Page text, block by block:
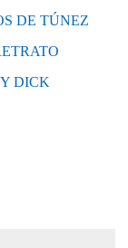
DE TÚNEZ
DICK